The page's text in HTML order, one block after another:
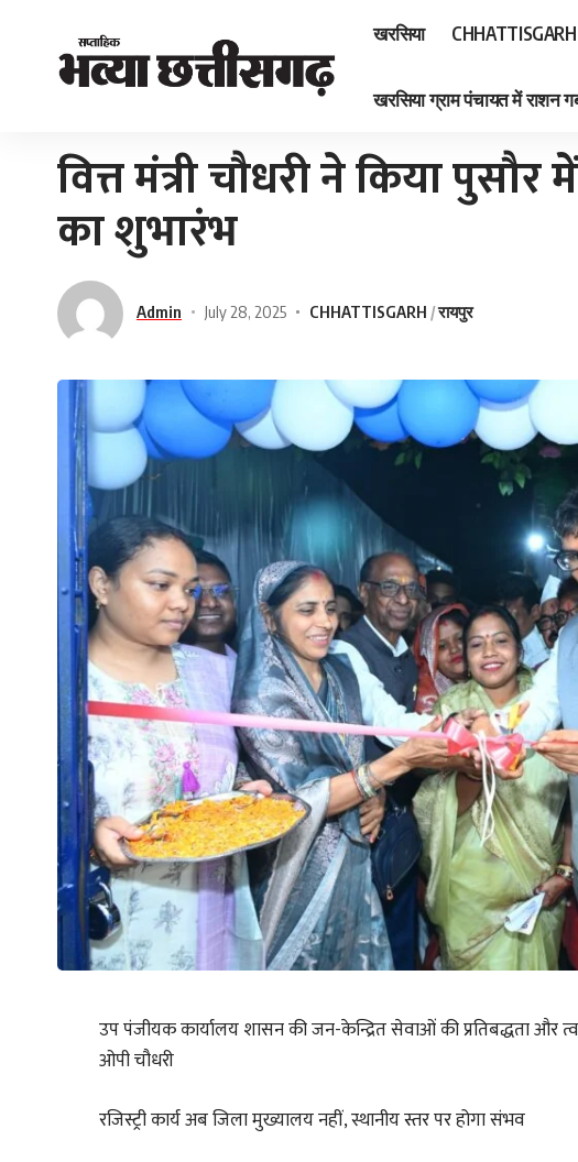
खरसिया CHHATTISGARH
खरसिया ग्राम पंचायत में राशन
वित्त मंत्री चौधरी ने किया
का शुभारंभ
Admin July 28, 2025 CHHATTISGARH रायपुर
उप पंजीयक कार्यालय शासन की जन-केन्द्रित सेवाओं की प्रतिबद्धता और
ओपी चौधरी
रजिस्ट्री कार्य अब जिला मुख्यालय नहीं, स्थानीय स्तर पर होगा संभव